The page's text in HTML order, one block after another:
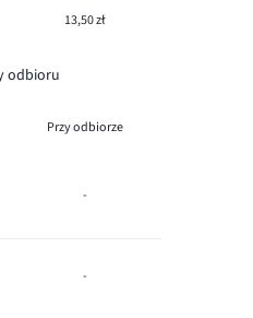
13,50 zł
odbioru
Przy odbiorze
-
-